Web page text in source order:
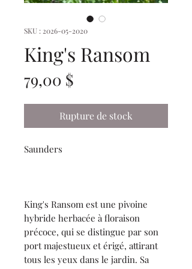
SKU : 2026-05-2020
King's Ransom
79,00 $
Rupture de stock
Saunders
King's Ransom est une pivoine
hybride herbacée à floraison
précoce, qui se distingue par son
port majestueux et érigé, attirant
tous les yeux dans le jardin. Sa